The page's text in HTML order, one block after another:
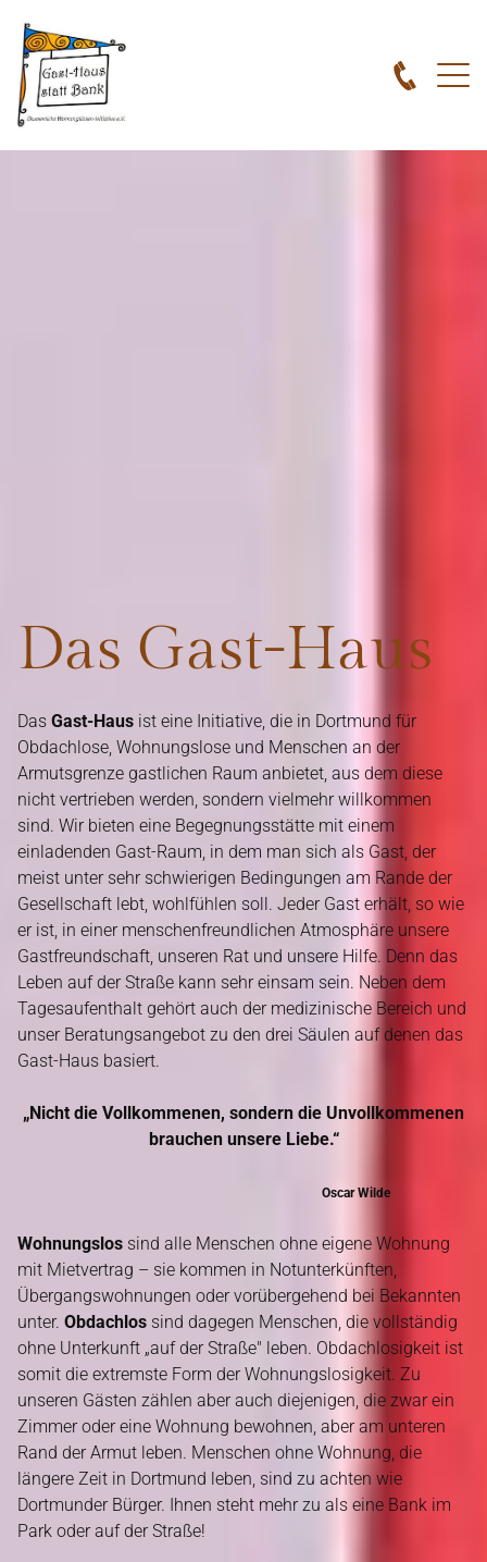
Das Gast-Haus
Das Gast-Haus ist eine Initiative, die in Dortmund für
Obdachlose, Wohnungslose und Menschen an der
Armutsgrenze gastlichen Raum anbietet, aus dem diese
nicht vertrieben werden, sondern vielmehr willkommen
sind. Wir bieten eine Begegnungsstätte mit einem
einladenden Gast-Raum, in dem man sich als Gast, der
meist unter sehr schwierigen Bedingungen am Rande der
Gesellschaft lebt, wohlfühlen soll. Jeder Gast erhält, so wie
er ist, in einer menschenfreundlichen Atmosphäre unsere
Gastfreundschaft, unseren Rat und unsere Hilfe. Denn das
Leben auf der Straße kann sehr einsam sein. Neben dem
Tagesaufenthalt gehört auch der medizinische Bereich und
unser Beratungsangebot zu den drei Säulen auf denen das
Gast-Haus basiert.
„Nicht die Vollkommenen, sondern die Unvollkommenen
brauchen unsere Liebe.“
Oscar Wilde
Wohnungslos sind alle Menschen ohne eigene Wohnung
mit Mietvertrag – sie kommen in Notunterkünften,
Übergangswohnungen oder vorübergehend bei Bekannten
unter. Obdachlos sind dagegen Menschen, die vollständig
ohne Unterkunft „auf der Straße" leben. Obdachlosigkeit ist
somit die extremste Form der Wohnungslosigkeit. Zu
unseren Gästen zählen aber auch diejenigen, die zwar ein
Zimmer oder eine Wohnung bewohnen, aber am unteren
Rand der Armut leben. Menschen ohne Wohnung, die
längere Zeit in Dortmund leben, sind zu achten wie
Dortmunder Bürger. Ihnen steht mehr zu als eine Bank im
Park oder auf der Straße!